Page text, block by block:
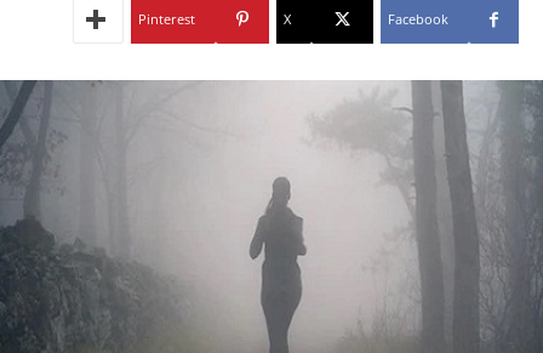
Facebook
X
Pinterest